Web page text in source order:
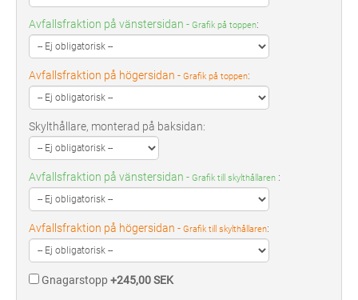
Avfallsfraktion på vänstersidan - Grafik på toppen:
Avfallsfraktion på högersidan - Grafik på toppen:
Skylthållare, monterad på baksidan:
Avfallsfraktion på vänstersidan - Grafik till skylthållaren :
Avfallsfraktion på högersidan - Grafik till skylthållaren:
Gnagarstopp +245,00 SEK